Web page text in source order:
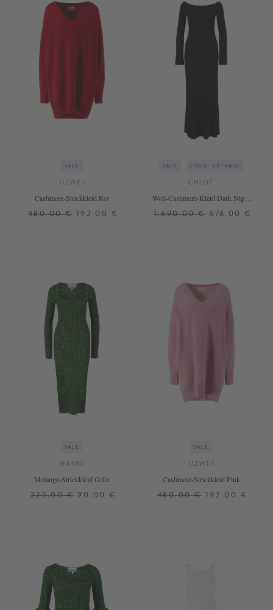
SALE
UZWEI
Cashmere-Strickkleid Rot
480,00 € 192,00 €
SALE CODE: EXTRA15
CHLOÉ
Woll-Cashmere-Kleid Dark Night
1.690,00 € 676,00 €
SALE
GANNI
Melange-Strickkleid Grün
225,00 € 90,00 €
SALE
UZWEI
Cashmere-Strickkleid Pink
480,00 € 192,00 €